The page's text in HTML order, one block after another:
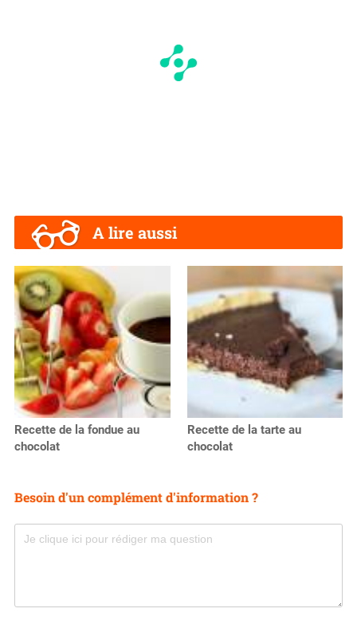
A lire aussi
Recette de la fondue au
chocolat
Recette de la tarte au
chocolat
Besoin d'un complément d'information ?